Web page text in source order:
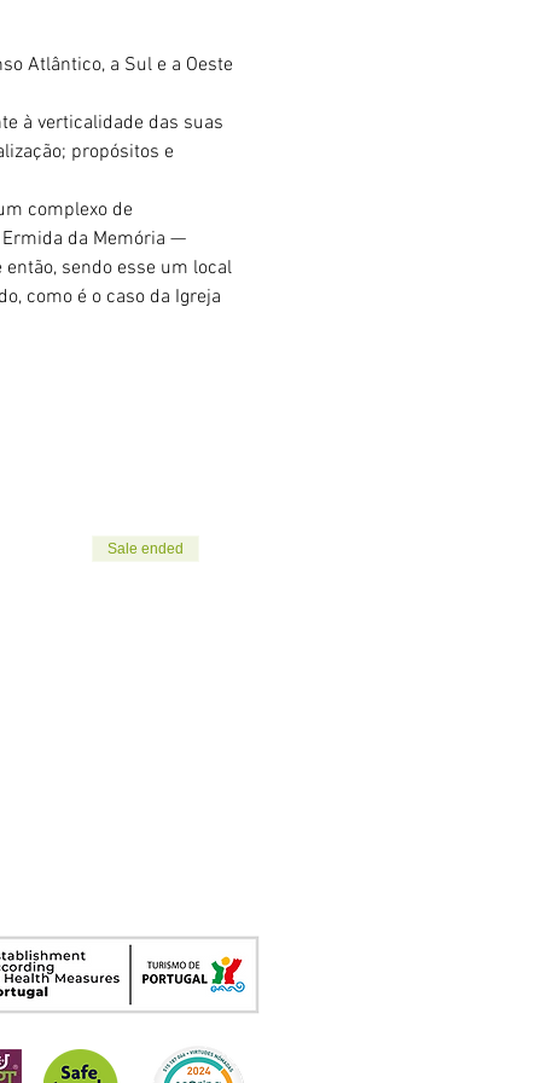
Atlântico, a Sul e a Oeste
à verticalidade das suas
propósitos e
complexo de
da Memória —
sendo esse um local
como é o caso da Igreja
Sale ended